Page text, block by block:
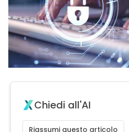
Chiedi all'AI
Riassumi questo articolo